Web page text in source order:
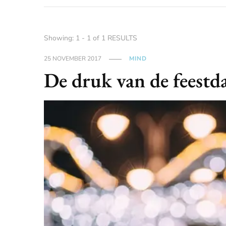
Showing: 1 - 1 of 1 RESULTS
25 NOVEMBER 2017 MIND
De druk van de